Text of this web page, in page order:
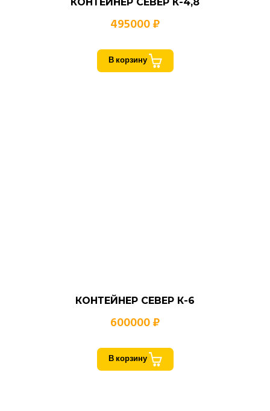
495000 ₽
В корзину
КОНТЕЙНЕР СЕВЕР К-6
600000 ₽
В корзину